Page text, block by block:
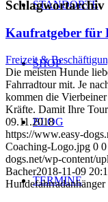
STANDORTE
SHOP
BLOG
TERMINE
Kaufratgeber für
Freizeit &
Die meisten Hunde
Fahrradtour mit. Je
kommen die
Kräfte. Damit Ihre
09.11.2018
https://www.easy-
Coaching-Logo.jpg 0 0
dogs.net/wp-content/
Bacher2018-11-09
Hundefahrradanhänger